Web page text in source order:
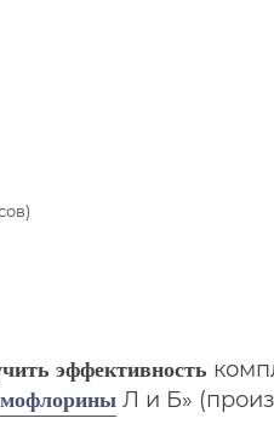
эффективность
Л и Б»